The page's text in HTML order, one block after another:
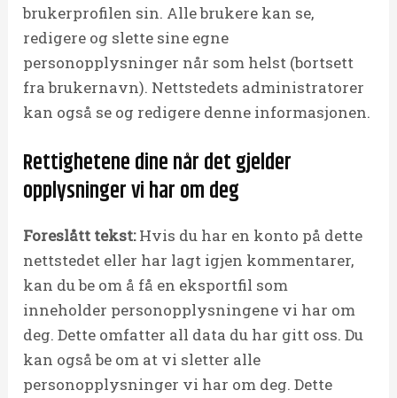
brukerprofilen sin. Alle brukere kan se,
redigere og slette sine egne
personopplysninger når som helst (bortsett
fra brukernavn). Nettstedets administratorer
kan også se og redigere denne informasjonen.
Rettighetene dine når det gjelder
opplysninger vi har om deg
Foreslått tekst:Hvis du har en konto på dette
nettstedet eller har lagt igjen kommentarer,
kan du be om å få en eksportfil som
inneholder personopplysningene vi har om
deg. Dette omfatter all data du har gitt oss. Du
kan også be om at vi sletter alle
personopplysninger vi har om deg. Dette